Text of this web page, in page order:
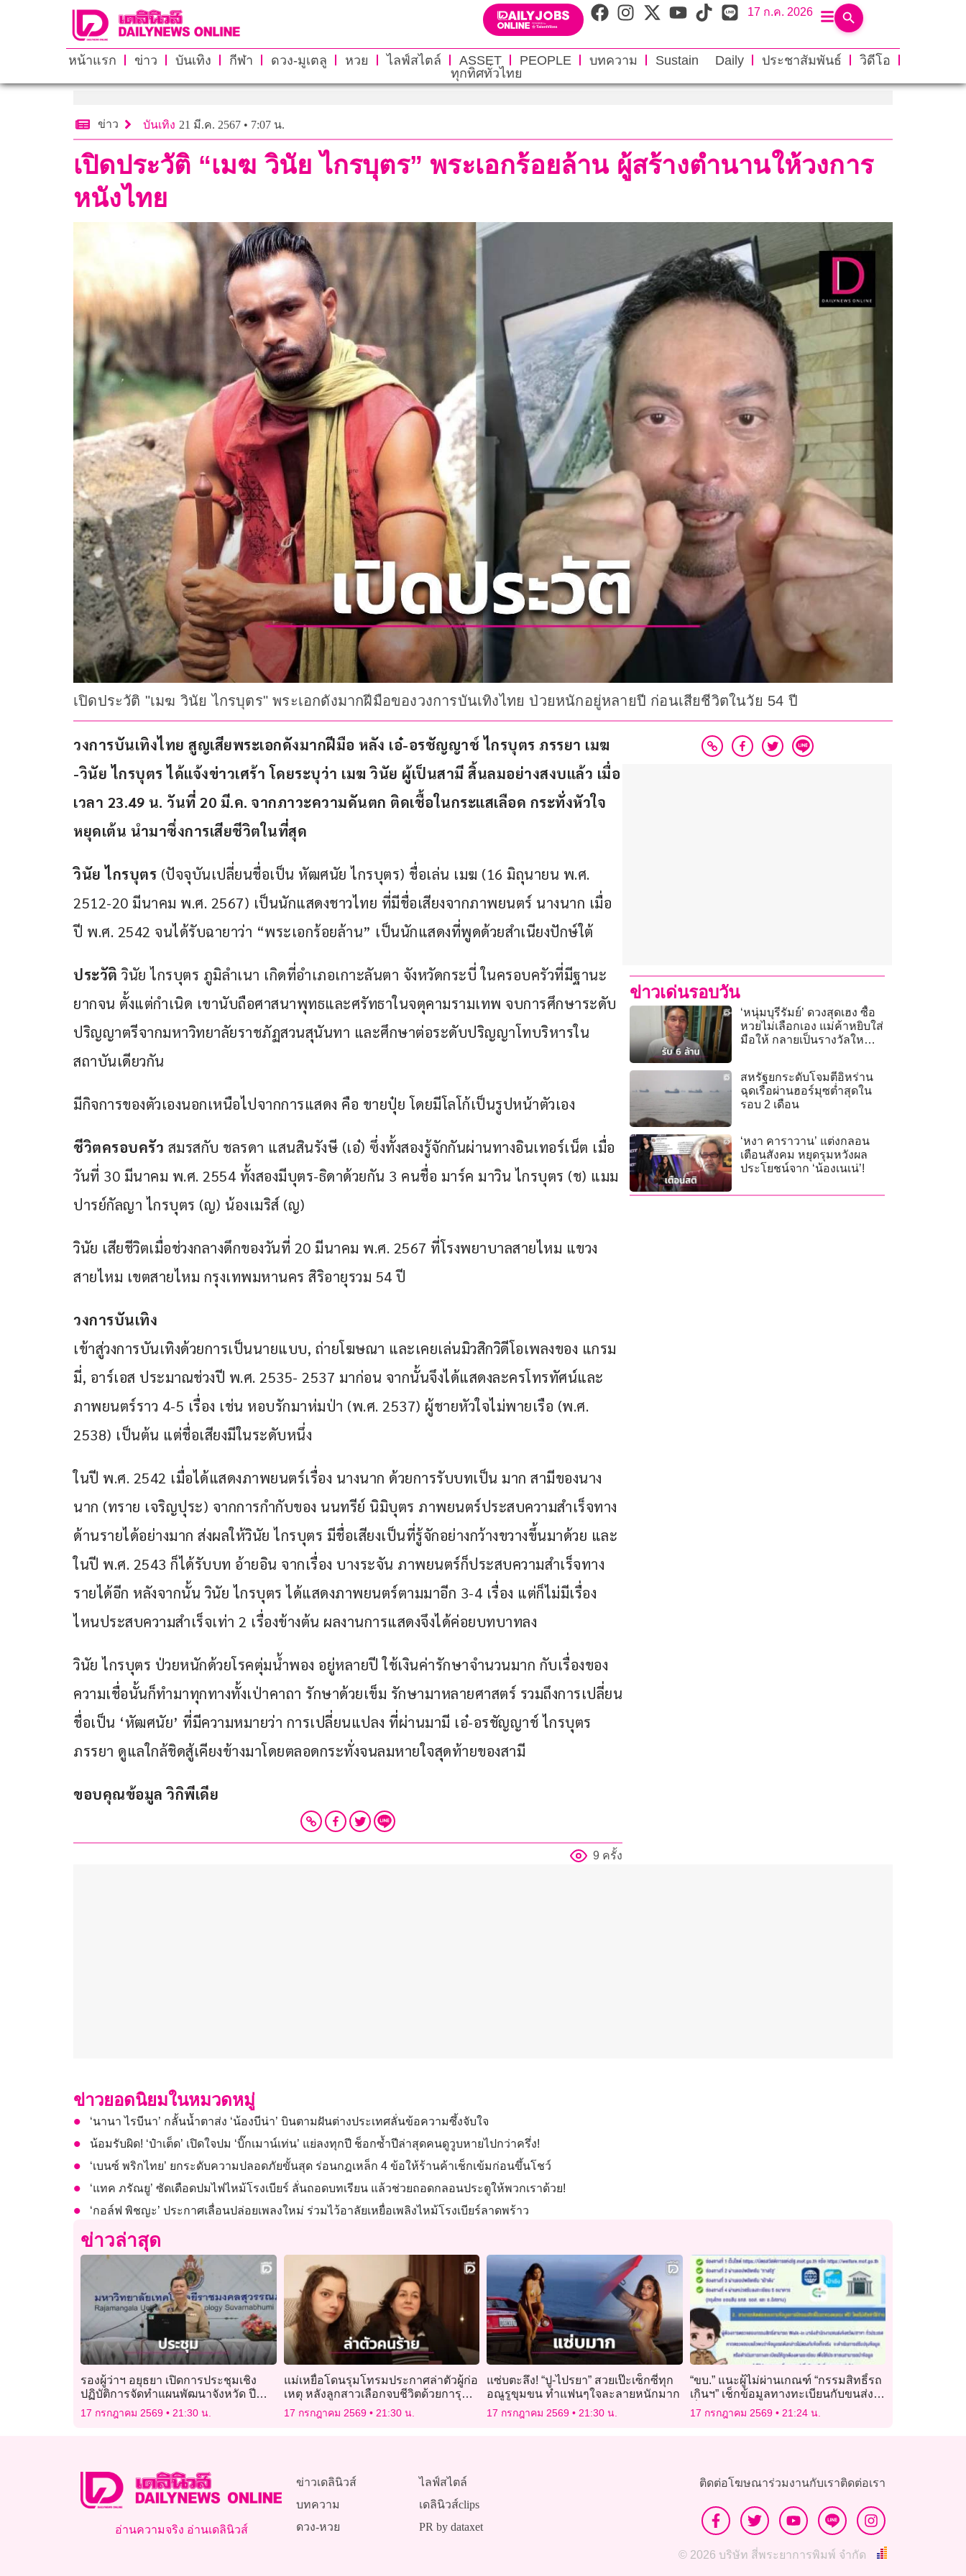
17 ก.ค. 2026
หน้าแรก ข่าว บันเทิง กีฬา ดวง-มูเตลู หวย ไลฟ์สไตล์ ASSET PEOPLE บทความ Sustain Daily ประชาสัมพันธ์
วิดีโอ
ทุกทิศทั่วไทย
ข่าว บันเทิง 21 มี.ค. 2567 • 7:07 น.
เปิดประวัติ “เมฆ วินัย ไกรบุตร” พระเอกร้อยล้าน ผู้สร้างตำนานให้วงการ
หนังไทย
เปิดประวัติ "เมฆ วินัย ไกรบุตร" พระเอกดังมากฝีมือของวงการบันเทิงไทย ป่วยหนักอยู่หลายปี ก่อนเสียชีวิตในวัย 54 ปี
วงการบันเทิงไทย สูญเสียพระเอกดังมากฝีมือ หลัง เอ๋-อรชัญญาช์ ไกรบุตร ภรรยา เมฆ
-วินัย ไกรบุตร ได้แจ้งข่าวเศร้า โดยระบุว่า เมฆ วินัย ผู้เป็นสามี สิ้นลมอย่างสงบแล้ว เมื่อ
เวลา 23.49 น. วันที่ 20 มี.ค. จากภาวะความดันตก ติดเชื้อในกระแสเลือด กระทั่งหัวใจ
หยุดเต้น นำมาซึ่งการเสียชีวิตในที่สุด
วินัย ไกรบุตร (ปัจจุบันเปลี่ยนชื่อเป็น หัฒศนัย ไกรบุตร) ชื่อเล่น เมฆ (16 มิถุนายน พ.ศ.
2512-20 มีนาคม พ.ศ. 2567) เป็นนักแสดงชาวไทย ที่มีชื่อเสียงจากภาพยนตร์ นางนาก เมื่อ
ปี พ.ศ. 2542 จนได้รับฉายาว่า “พระเอกร้อยล้าน” เป็นนักแสดงที่พูดด้วยสำเนียงปักษ์ใต้
ประวัติ วินัย ไกรบุตร ภูมิลำเนา เกิดที่อำเภอเกาะลันตา จังหวัดกระบี่ ในครอบครัวที่มีฐานะ
ยากจน ตั้งแต่กำเนิด เขานับถือศาสนาพุทธและศรัทธาในจตุคามรามเทพ จบการศึกษาระดับ
ปริญญาตรีจากมหาวิทยาลัยราชภัฏสวนสุนันทา และศึกษาต่อระดับปริญญาโทบริหารใน
สถาบันเดียวกัน
มีกิจการของตัวเองนอกเหนือไปจากการแสดง คือ ขายปุ๋ย โดยมีโลโก้เป็นรูปหน้าตัวเอง
ชีวิตครอบครัว สมรสกับ ชลรดา แสนสินรังษี (เอ๋) ซึ่งทั้งสองรู้จักกันผ่านทางอินเทอร์เน็ต เมื่อ
วันที่ 30 มีนาคม พ.ศ. 2554 ทั้งสองมีบุตร-ธิดาด้วยกัน 3 คนชื่อ มาร์ค มาวิน ไกรบุตร (ช) แมม
ปารย์กัลญา ไกรบุตร (ญ) น้องเมริส์ (ญ)
วินัย เสียชีวิตเมื่อช่วงกลางดึกของวันที่ 20 มีนาคม พ.ศ. 2567 ที่โรงพยาบาลสายไหม แขวง
สายไหม เขตสายไหม กรุงเทพมหานคร สิริอายุรวม 54 ปี
วงการบันเทิง
เข้าสู่วงการบันเทิงด้วยการเป็นนายแบบ, ถ่ายโฆษณา และเคยเล่นมิวสิกวิดีโอเพลงของ แกรม
มี่, อาร์เอส ประมาณช่วงปี พ.ศ. 2535- 2537 มาก่อน จากนั้นจึงได้แสดงละครโทรทัศน์และ
ภาพยนตร์ราว 4-5 เรื่อง เช่น หอบรักมาห่มป่า (พ.ศ. 2537) ผู้ชายหัวใจไม่พายเรือ (พ.ศ.
2538) เป็นต้น แต่ชื่อเสียงมีในระดับหนึ่ง
ในปี พ.ศ. 2542 เมื่อได้แสดงภาพยนตร์เรื่อง นางนาก ด้วยการรับบทเป็น มาก สามีของนาง
นาก (ทราย เจริญปุระ) จากการกำกับของ นนทรีย์ นิมิบุตร ภาพยนตร์ประสบความสำเร็จทาง
ด้านรายได้อย่างมาก ส่งผลให้วินัย ไกรบุตร มีชื่อเสียงเป็นที่รู้จักอย่างกว้างขวางขึ้นมาด้วย และ
ในปี พ.ศ. 2543 ก็ได้รับบท อ้ายอิน จากเรื่อง บางระจัน ภาพยนตร์ก็ประสบความสำเร็จทาง
รายได้อีก หลังจากนั้น วินัย ไกรบุตร ได้แสดงภาพยนตร์ตามมาอีก 3-4 เรื่อง แต่ก็ไม่มีเรื่อง
ไหนประสบความสำเร็จเท่า 2 เรื่องข้างต้น ผลงานการแสดงจึงได้ค่อยบทบาทลง
วินัย ไกรบุตร ป่วยหนักด้วยโรคตุ่มน้ำพอง อยู่หลายปี ใช้เงินค่ารักษาจำนวนมาก กับเรื่องของ
ความเชื่อนั้นก็ทำมาทุกทางทั้งเป่าคาถา รักษาด้วยเข็ม รักษามาหลายศาสตร์ รวมถึงการเปลี่ยน
ชื่อเป็น ‘หัฒศนัย’ ที่มีความหมายว่า การเปลี่ยนแปลง ที่ผ่านมามี เอ๋-อรชัญญาช์ ไกรบุตร
ภรรยา ดูแลใกล้ชิดสู้เคียงข้างมาโดยตลอดกระทั่งจนลมหายใจสุดท้ายของสามี
ขอบคุณข้อมูล วิกิพีเดีย
9 ครั้ง
ข่าวเด่นรอบวัน
‘หนุ่มบุรีรัมย์’ ดวงสุดเฮง ซื้อ
หวยไม่เลือกเอง แม่ค้าหยิบใส่
มือให้ กลายเป็นรางวัลใหญ่
สหรัฐยกระดับโจมตีอิหร่าน
ฉุดเรือผ่านฮอร์มุซต่ำสุดใน
รอบ 2 เดือน
‘หงา คาราวาน’ แต่งกลอน
เตือนสังคม หยุดรุมหวังผล
ประโยชน์จาก ‘น้องเนเน่’!
ข่าวยอดนิยมในหมวดหมู่
‘นานา ไรบีนา’ กลั้นน้ำตาส่ง ‘น้องบีน่า’ บินตามฝันต่างประเทศลั่นข้อความซึ้งจับใจ
น้อมรับผิด! ‘ป๋าเต็ด’ เปิดใจปม ‘บิ๊กเมาน์เท่น’ แย่ลงทุกปี ช็อกซ้ำปีล่าสุดคนดูวูบหายไปกว่าครึ่ง!
‘เบนซ์ พริกไทย’ ยกระดับความปลอดภัยขั้นสุด ร่อนกฎเหล็ก 4 ข้อให้ร้านค้าเช็กเข้มก่อนขึ้นโชว์
‘แทค ภรัณยู’ ซัดเดือดปมไฟไหม้โรงเบียร์ ลั่นถอดบทเรียน แล้วช่วยถอดกลอนประตูให้พวกเราด้วย!
‘กอล์ฟ พิชญะ’ ประกาศเลื่อนปล่อยเพลงใหม่ ร่วมไว้อาลัยเหยื่อเพลิงไหม้โรงเบียร์ลาดพร้าว
ข่าวล่าสุด
รองผู้ว่าฯ อยุธยา เปิดการประชุมเชิง
ปฏิบัติการจัดทำแผนพัฒนาจังหวัด ปี
2571 – 2575
17 กรกฎาคม 2569 21:30 น.
แม่เหยื่อโดนรุมโทรมประกาศล่าตัวผู้ก่อ
เหตุ หลังลูกสาวเลือกจบชีวิตด้วยการุณย
ฆาต
17 กรกฎาคม 2569 21:30 น.
แซ่บตะลึง! “ปู-ไปรยา” สวยเป๊ะเซ็กซี่ทุก
อณูรูขุมขน ทำแฟนๆใจละลายหนักมาก
17 กรกฎาคม 2569 21:30 น.
“ขบ.” แนะผู้ไม่ผ่านเกณฑ์ “กรรมสิทธิ์รถ
เกินฯ” เช็กข้อมูลทางทะเบียนกับขนส่ง
ทั่วประเทศ ฟรี!
17 กรกฎาคม 2569 21:24 น.
อ่านความจริง อ่านเดลินิวส์
ข่าวเดลินิวส์
บทความ
ดวง-หวย
ไลฟ์สไตล์
เดลินิวส์clips
PR by dataxet
ติดต่อโฆษณาร่วมงานกับเราติดต่อเรา
© 2026 บริษัท สี่พระยาการพิมพ์ จำกัด